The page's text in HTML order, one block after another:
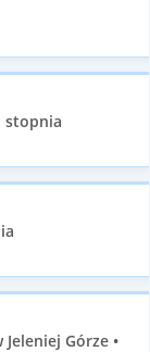
stopnia
Górze •